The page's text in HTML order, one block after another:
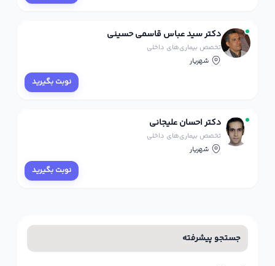
دکتر سید عباس قاسمی حسینی
تخصص بیماری‌های داخلی
شهریار
نوبت بگیرید
دکتر احسان علیجانی
تخصص بیماری‌های داخلی
شهریار
نوبت بگیرید
جستجو پیشرفته